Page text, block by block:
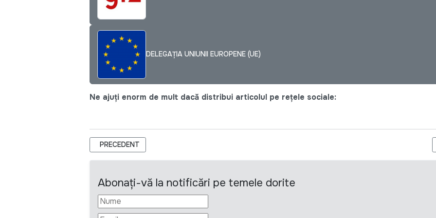
DELEGAȚIA UNIUNII EUROPENE (UE)
Ne ajuți enorm de mult dacă distribui articolul pe rețele sociale:
ARTICOL PRECEDENT: CU AJUTORUL UE, CENTRUL DE INOVARE ȘI POLITICI DIN MOLDOVA
PRECEDENT
Abonați-vă la notificări pe temele dorite